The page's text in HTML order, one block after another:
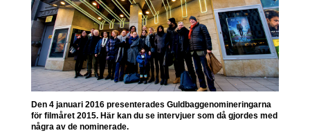
Den 4 januari 2016 presenterades Guldbaggenomineringarna
för filmåret 2015. Här kan du se intervjuer som då gjordes med
några av de nominerade.